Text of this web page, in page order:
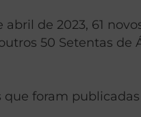
de 2023, 61
50 Setentas
que foram